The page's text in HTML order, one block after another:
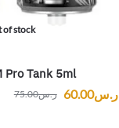
of stock
Pro Tank 5ml
ر.س75.00 ر.س60.00